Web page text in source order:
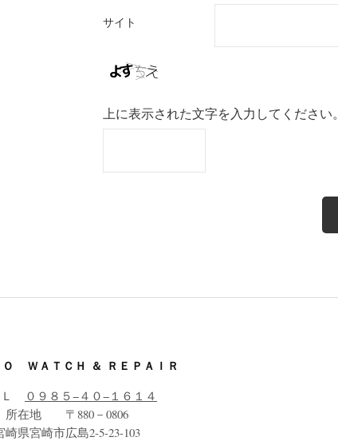
サイト
上に表示された文字を入力してください。
Ｏ ＷＡＴＣＨ ＆ ＲＥＰＡＩＲ
Ｌ
０９８５−４０−１６１４
所在地 〒880－0806
崎県宮崎市広島2-5-23-103